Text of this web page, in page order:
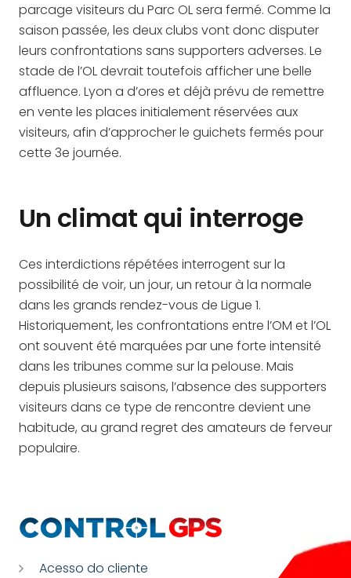
parcage visiteurs du Parc OL sera fermé. Comme la
saison passée, les deux clubs vont donc disputer
leurs confrontations sans supporters adverses. Le
stade de l’OL devrait toutefois afficher une belle
affluence. Lyon a d’ores et déjà prévu de remettre
en vente les places initialement réservées aux
visiteurs, afin d’approcher le guichets fermés pour
cette 3e journée.
Un climat qui interroge
Ces interdictions répétées interrogent sur la
possibilité de voir, un jour, un retour à la normale
dans les grands rendez-vous de Ligue 1.
Historiquement, les confrontations entre l’OM et l’OL
ont souvent été marquées par une forte intensité
dans les tribunes comme sur la pelouse. Mais
depuis plusieurs saisons, l’absence des supporters
visiteurs dans ce type de rencontre devient une
habitude, au grand regret des amateurs de ferveur
populaire.
Acesso do cliente